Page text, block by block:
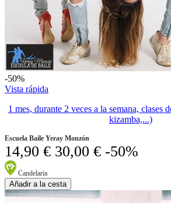
-50%
Vista rápida
1 mes, durante 2 veces a la semana, clases
kizamba,...)
Escuela Baile Yeray Monzón
14,90 € 30,00 € -50%
Candelaria
Añadir a la cesta